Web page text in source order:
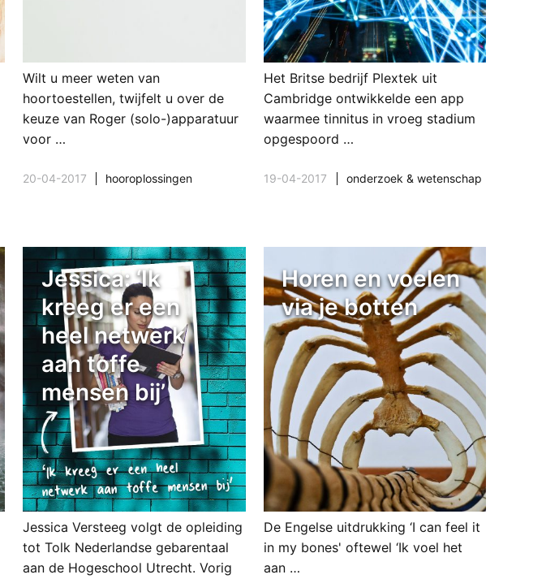
Wilt u meer weten van
hoortoestellen, twijfelt u over de
keuze van Roger (solo-)apparatuur
voor …
20-04-2017 hooroplossingen
Het Britse bedrijf Plextek uit
Cambridge ontwikkelde een app
waarmee tinnitus in vroeg stadium
opgespoord …
19-04-2017 onderzoek & wetenschap
Jessica: ‘Ik
kreeg er een
heel netwerk
aan toffe
mensen bij’
Jessica Versteeg volgt de opleiding
tot Tolk Nederlandse gebarentaal
aan de Hogeschool Utrecht. Vorig
Horen en voelen
via je botten
De Engelse uitdrukking ‘I can feel it
in my bones' oftewel ‘Ik voel het
aan …